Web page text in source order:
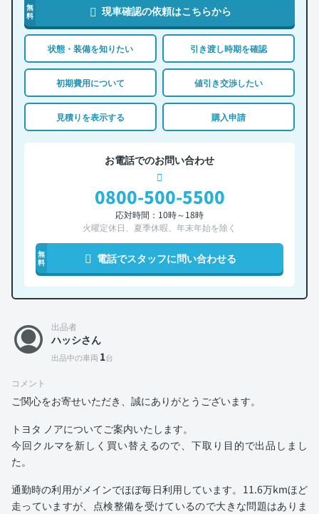
無
料
現車確認の依頼はこちらから
状態・装備を知りたい 引き渡し時期を確認
初期費用について 値引き交渉したい
見積りを表示する 購入申請
お電話でのお問い合わせ
0800-500-5500
応対時間：10時～18時
火曜定休日、夏季休暇、年末年始を除く
無
料
電話でスタッフに問い合わせる
出品者
ハッシさん
出品中の車両 1台
コメント
ご関心をお寄せいただき、誠にありがとうございます。
トヨタ ノアについてご案内いたします。
今回クルマを新しく買い替えるので、下取り目的で出品しまし
た。
通勤時の利用がメインでほぼ毎日利用しています。11.6万kmほど
走っていますが、点検整備を受けているので大きな問題はありま